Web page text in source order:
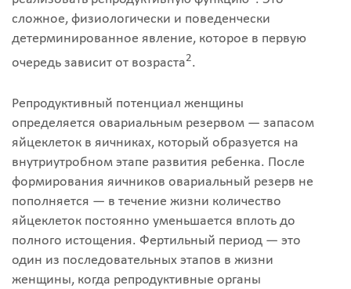
сложное, физиологически и поведенчески
детерминированное явление, которое в первую
очередь зависит от возраста2.
Репродуктивный потенциал женщины
определяется овариальным резервом — запасом
яйцеклеток в яичниках, который образуется на
внутриутробном этапе развития ребенка. После
формирования яичников овариальный резерв не
пополняется — в течение жизни количество
яйцеклеток постоянно уменьшается вплоть до
полного истощения. Фертильный период — это
один из последовательных этапов в жизни
женщины, когда репродуктивные органы